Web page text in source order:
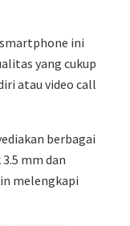
ini
yang cukup
atau video call
berbagai
mm dan
melengkapi